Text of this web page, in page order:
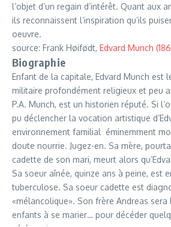
l’objet d’un regain d’intérêt. Quant aux
ils reconnaissent l’inspiration qu’ils
oeuvre.
source: Frank Høifødt, Edvard Munch
Biographie
Enfant de la capitale, Edvard Munch est
militaire profondément religieux et peu
P.A. Munch, est un historien réputé. Si
pu déclencher la vocation artistique
environnement familial ­ éminemment
doute nourrie. Jugez-en. Sa mère,
cadette de son mari, meurt alors
Sa soeur aînée, quinze ans à peine, est
tuberculose. Sa soeur cadette est
«mélancolique». Son frère Andreas sera
enfants à se marier… pour décéder